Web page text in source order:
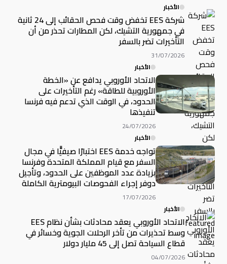
الأخبار
شركة EES تخفض وقت فحص الحقائب إلى 24 ثانية
في جمهورية التشيك، لكن المطارات تحذر من أن
التأخيرات تضر بالسفر
31/07/2026
الأخبار
الاتحاد الأوروبي يدافع عن «الخطة
الأوروبية للطاقة» رغم التأخيرات على
الحدود، في الوقت الذي تدعم فيه فرنسا
تنفيذها
24/07/2026
الأخبار
تواجه خدمة EES اختبارًا صيفيًّا في مجال
السفر مع قيام المملكة المتحدة وفرنسا
بزيادة عدد الموظفين على الحدود، وتأجيل
دوفر إجراء الفحوصات البيومترية الكاملة
17/07/2026
الأخبار
الاتحاد الأوروبي يعقد محادثات بشأن نظام EES
وسط تحذيرات من تأخر الرحلات الجوية وخسائر في
قطاع السياحة تصل إلى 45 مليار دولار
04/07/2026